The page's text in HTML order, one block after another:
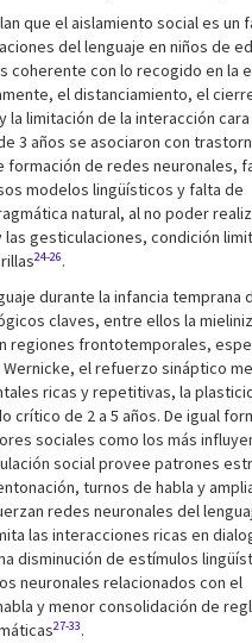
que el aislamiento social es un
del lenguaje en niños de
coherente con lo recogido en la
el distanciamiento, el
limitación de la interacción cara
3 años se asociaron con
formación de redes neuronales,
modelos lingüísticos y falta de
natural, al no poder
las gesticulaciones, condición
24-26.
durante la infancia temprana
claves, entre ellos la
regiones frontotemporales,
Wernicke, el refuerzo sináptico
ricas y repetitivas, la
crítico de 2 a 5 años. De igual
sociales como los más
social provee patrones
turnos de habla y
redes neuronales del
las interacciones ricas en
disminución de estímulos
neuronales relacionados con el
y menor consolidación de
27-33.